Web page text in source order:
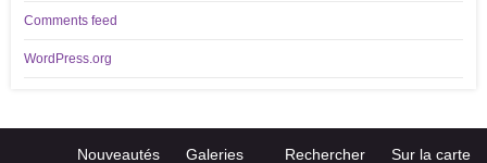
Comments feed
WordPress.org
Nouveautés Galeries Rechercher Sur la carte